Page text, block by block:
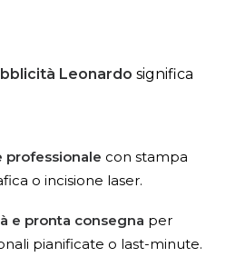
Leonardo significa
professionale con stampa
o incisione laser.
e pronta consegna per
pianificate o last-minute.